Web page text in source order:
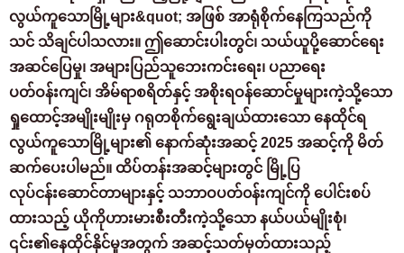
လွယ်ကူသောမြို့များ&quot; အဖြစ် အာရုံစိုက်နေကြသည်ကို
သင် သိချင်ပါသလား။ ဤဆောင်းပါးတွင်၊ သယ်ယူပို့ဆောင်ရေး
အဆင်ပြေမှု၊ အများပြည်သူဘေးကင်းရေး၊ ပညာရေး
ပတ်ဝန်းကျင်၊ အိမ်ရာစရိတ်နှင့် အစိုးရဝန်ဆောင်မှုများကဲ့သို့သော
ရှုထောင့်အမျိုးမျိုးမှ ဂရုတစိုက်ရွေးချယ်ထားသော နေထိုင်ရ
လွယ်ကူသောမြို့များ၏ နောက်ဆုံးအဆင့် 2025 အဆင့်ကို မိတ်
ဆက်ပေးပါမည်။ ထိပ်တန်းအဆင့်များတွင် မြို့ပြ
လုပ်ငန်းဆောင်တာများနှင့် သဘာဝပတ်၀န်းကျင်ကို ပေါင်းစပ်
ထားသည့် ယိုကိုဟားမားစီးတီးကဲ့သို့သော နယ်ပယ်မျိုးစုံ၊
၎င်း၏နေထိုင်နိုင်မှုအတွက် အဆင့်သတ်မှတ်ထားသည့်